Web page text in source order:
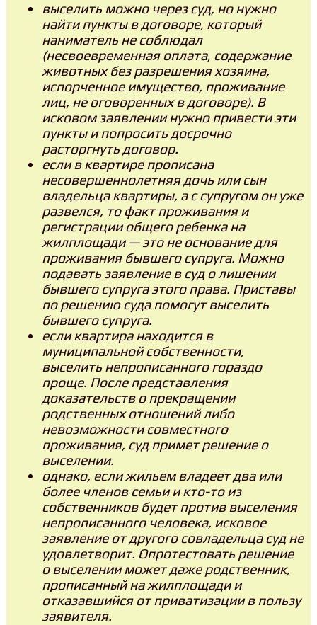
выселить можно через суд, но нужно
найти пункты в договоре, который
наниматель не соблюдал
(несвоевременная оплата, содержание
животных без разрешения хозяина,
испорченное имущество, проживание
лиц, не оговоренных в договоре). В
исковом заявлении нужно привести эти
пункты и попросить досрочно
расторгнуть договор.
если в квартире прописана
несовершеннолетняя дочь или сын
владельца квартиры, а с супругом он уже
развелся, то факт проживания и
регистрации общего ребенка на
жилплощади — это не основание для
проживания бывшего супруга. Можно
подавать заявление в суд о лишении
бывшего супруга этого права. Приставы
по решению суда помогут выселить
бывшего супруга.
если квартира находится в
муниципальной собственности,
выселить непрописанного гораздо
проще. После представления
доказательств о прекращении
родственных отношений либо
невозможности совместного
проживания, суд примет решение о
выселении.
однако, если жильем владеет два или
более членов семьи и кто-то из
собственников будет против выселения
непрописанного человека, исковое
заявление от другого совладельца суд не
удовлетворит. Опротестовать решение
о выселении может даже родственник,
прописанный на жилплощади и
отказавшийся от приватизации в пользу
заявителя.